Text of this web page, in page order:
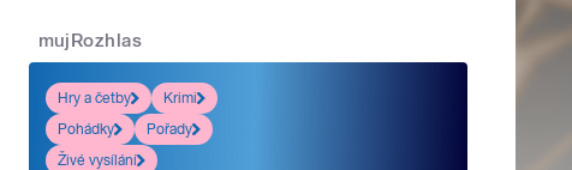
mujRozhlas
Hry a četby
Krimi
Pohádky
Pořady
Živé vysílání